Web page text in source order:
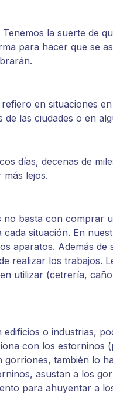
la suerte de
para hacer que se
en situaciones
las ciudades o en
días, decenas de
lejos.
basta con comprar
situación. En
aparatos. Además de
realizar los trabajos.
utilizar (cetrería,
o industrias,
con los estorninos
también lo
asustan a los
para ahuyentar a